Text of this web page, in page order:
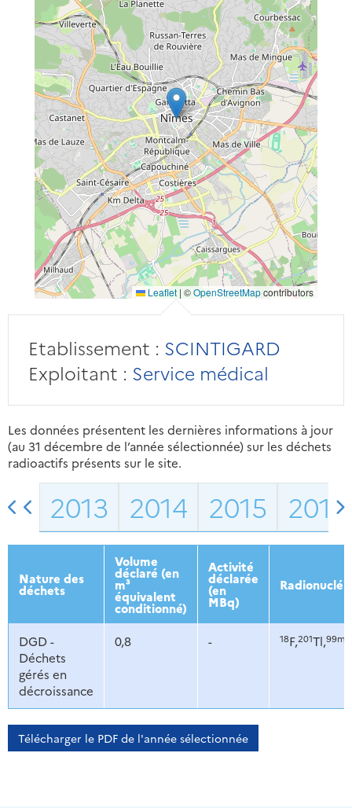
Leaflet | ©OpenStreetMapcontributors
Etablissement : SCINTIGARD
Exploitant : Service médical
Les données présentent les dernières informations à jour
(au 31 décembre de l’année sélectionnée) sur les déchets
radioactifs présents sur le site.
2013 2014 2015 2016
Nature des
déchets
Volume
déclaré (en
m³
équivalent
conditionné)
Activité
déclarée
(en
MBq)
DGD -
Déchets
gérés en
décroissance
0,8 - 18F,201Tl,99m
Télécharger le PDF de l'année sélectionnée